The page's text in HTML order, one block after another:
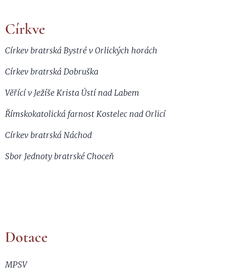
Církve
Církev bratrská Bystré v Orlických horách
Církev bratrská Dobruška
Věřící v Ježíše Krista Ústí nad Labem
Římskokatolická farnost Kostelec nad Orlicí
Církev bratrská Náchod
Sbor Jednoty bratrské Choceň
Dotace
MPSV